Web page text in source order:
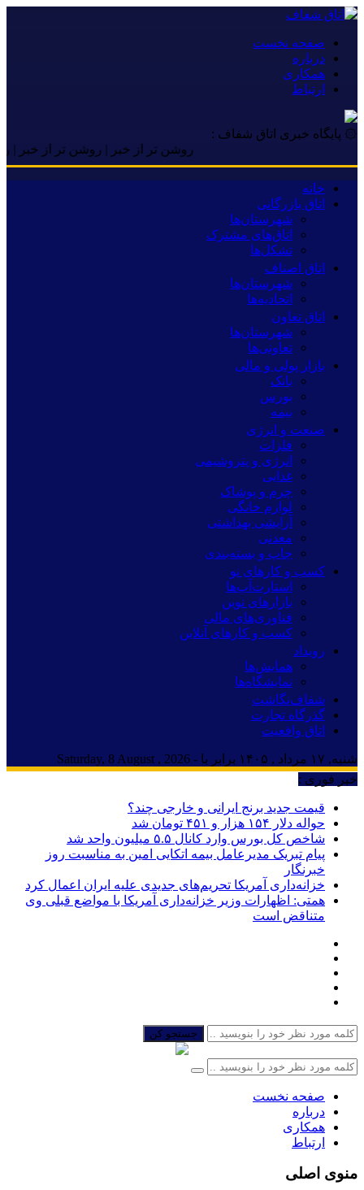
صفحه نخست
درباره
همکاری
ارتباط
۞ پایگاه خبری اتاق شفاف :
روشن تر از خبر | روشن تر از خبر | روشن
خانه
اتاق بازرگانی
شهرستان‌ها
اتاق‌های مشترک
تشکل‌ها
اتاق اصناف
شهرستان‌ها
اتحادیه‌ها
اتاق تعاون
شهرستان‌ها
تعاونی‌ها
بازار پولی و مالی
بانک
بورس
بیمه
صنعت و انرژی
فلزات
انرژی و پتروشیمی
غذایی
چرم و پوشاک
لوازم خانگی
آرایشی بهداشتی
معدنی
چاپ و بسته‌بندی
کسب و کارهای نو
استارت‌آپ‌ها
بازارهای نوین
فناوری‌های مالی
کسب و کارهای آنلاین
رویداد
همایش‌ها
نمایشگاه‌ها
شفاف‌نگاشت
گذرگاه تجارت
اتاق واقعیت
شنبه, ۱۷ مرداد , ۱۴۰۵ برابر با - Saturday, 8 August , 2026
خبر فوری :
قیمت جدید برنج ایرانی و خارجی چند؟
حواله دلار ۱۵۴ هزار و ۴۵۱ تومان شد
شاخص کل بورس وارد کانال ۵.۵ میلیون واحد شد
پیام تبریک مدیرعامل بیمه اتکایی امین به مناسبت روز
خبرنگار
خزانه‌داری آمریکا تحریم‌های جدیدی علیه ایران اعمال کرد
همتی: اظهارات وزیر خزانه‌داری آمریکا با مواضع قبلی وی
متناقض است
جستجو کن
صفحه نخست
درباره
همکاری
ارتباط
منوی اصلی